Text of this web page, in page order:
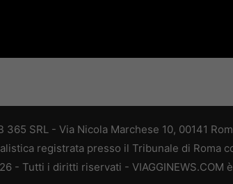
SRL - Via Nicola Marchese 10, 00141
registrata presso il Tribunale di Roma
- Tutti i diritti riservati - VIAGGINEWS.COM